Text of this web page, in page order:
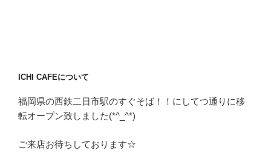
ICHI CAFEについて
福岡県の西鉄二日市駅のすぐそば！！にしてつ通りに移
転オープン致しました(*^_^*)
ご来店お待ちしております☆